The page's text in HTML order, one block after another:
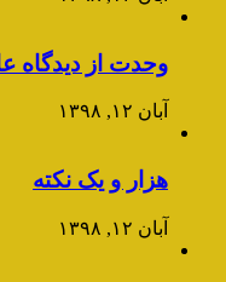
وحدت از دیدگاه
آبان ۱۲, ۱۳۹۸
هزار و یک نکته
آبان ۱۲, ۱۳۹۸